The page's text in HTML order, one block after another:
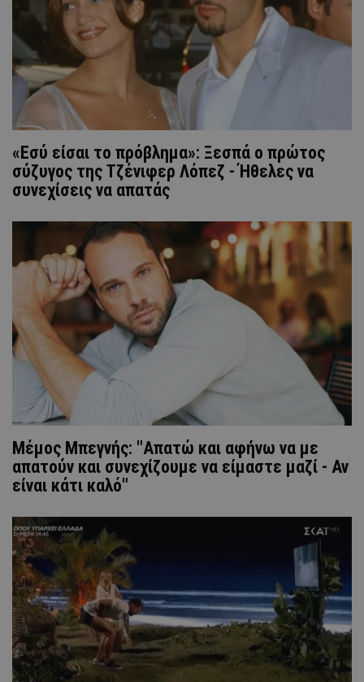
«Εσύ είσαι το πρόβλημα»: Ξεσπά ο πρώτος
σύζυγος της Τζένιφερ Λόπεζ - Ήθελες να
συνεχίσεις να απατάς
Μέμος Μπεγνής: "Απατώ και αφήνω να με
απατούν και συνεχίζουμε να είμαστε μαζί - Αν
είναι κάτι καλό"